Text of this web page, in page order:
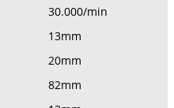
30.000/min
13mm
20mm
82mm